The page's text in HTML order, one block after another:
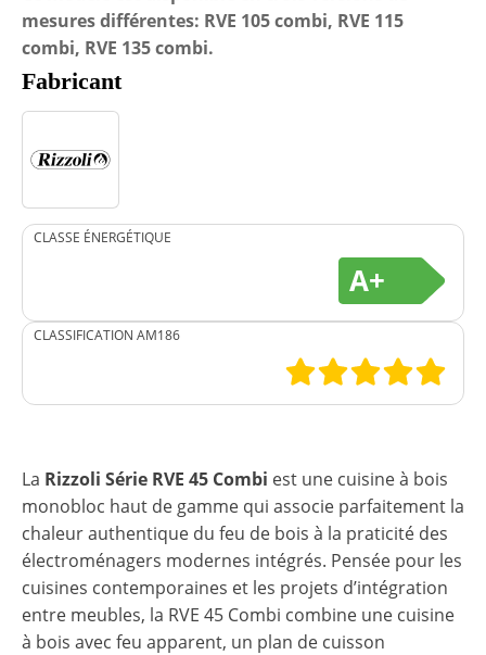
mesures différentes: RVE 105 combi, RVE 115
combi, RVE 135 combi.
Fabricant
CLASSE ÉNERGÉTIQUE
A+
CLASSIFICATION AM186
La Rizzoli Série RVE 45 Combi est une cuisine à bois
monobloc haut de gamme qui associe parfaitement la
chaleur authentique du feu de bois à la praticité des
électroménagers modernes intégrés. Pensée pour les
cuisines contemporaines et les projets d’intégration
entre meubles, la RVE 45 Combi combine une cuisine
à bois avec feu apparent, un plan de cuisson